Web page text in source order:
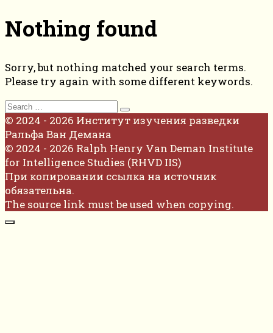
Nothing found
Sorry, but nothing matched your search terms.
Please try again with some different keywords.
Search
for:
© 2024 - 2026 Институт изучения разведки
Ральфа Ван Демана
© 2024 - 2026 Ralph Henry Van Deman Institute
for Intelligence Studies (RHVD IIS)
При копировании ссылка на источник
обязательна.
The source link must be used when copying.